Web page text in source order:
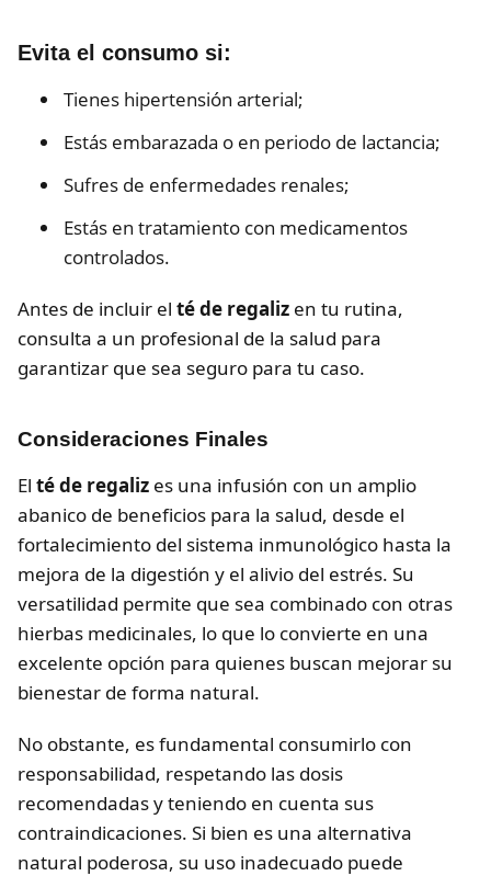
Evita el consumo si:
Tienes hipertensión arterial;
Estás embarazada o en periodo de lactancia;
Sufres de enfermedades renales;
Estás en tratamiento con medicamentos
controlados.
Antes de incluir el té de regaliz en tu rutina,
consulta a un profesional de la salud para
garantizar que sea seguro para tu caso.
Consideraciones Finales
El té de regaliz es una infusión con un amplio
abanico de beneficios para la salud, desde el
fortalecimiento del sistema inmunológico hasta la
mejora de la digestión y el alivio del estrés. Su
versatilidad permite que sea combinado con otras
hierbas medicinales, lo que lo convierte en una
excelente opción para quienes buscan mejorar su
bienestar de forma natural.
No obstante, es fundamental consumirlo con
responsabilidad, respetando las dosis
recomendadas y teniendo en cuenta sus
contraindicaciones. Si bien es una alternativa
natural poderosa, su uso inadecuado puede